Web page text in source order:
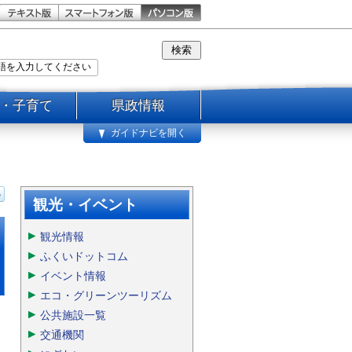
子育て 県政情報
ガイドナビを開く
観光・イベント
観光情報
ふくいドットコム
イベント情報
エコ・グリーンツーリズム
公共施設一覧
交通機関